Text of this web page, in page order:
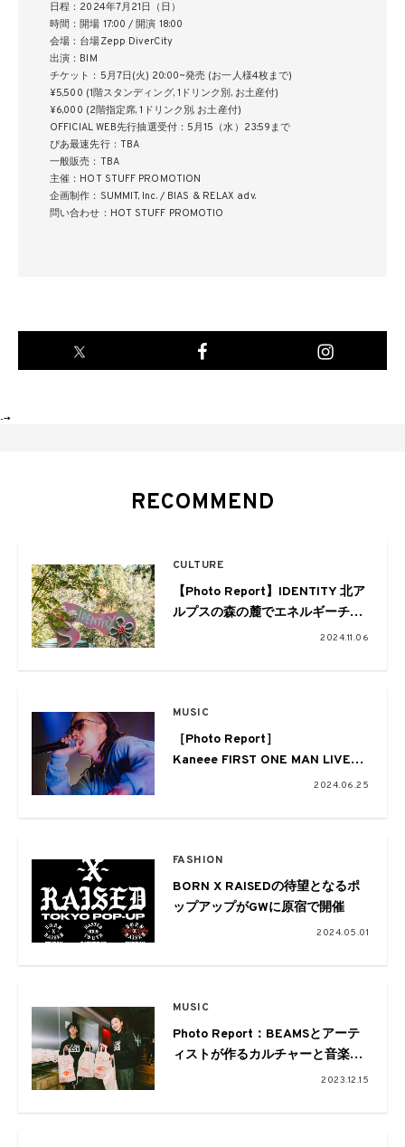
日程：2024年7月21日（日）
時間：開場 17:00 / 開演 18:00
会場：台場Zepp DiverCity
出演：BIM
チケット：5月7日(火) 20:00~発売 (お一人様4枚まで)
¥5,500 (1階スタンディング, 1ドリンク別, お土産付)
¥6,000 (2階指定席, 1ドリンク別, お土産付)
OFFICIAL WEB先行抽選受付：5月15（水）23:59まで
ぴあ最速先行：TBA
一般販売：TBA
主催：HOT STUFF PROMOTION
企画制作：SUMMIT, Inc. / BIAS & RELAX adv.
問い合わせ：HOT STUFF PROMOTIO
-->
RECOMMEND
CULTURE
【Photo Report】IDENTITY 北ア
ルプスの森の麓でエネルギーチャ
2024.11.06
MUSIC
［Photo Report］
Kaneee FIRST ONE MAN LIVE
2024.6.14@LIQUIDROOM2024.06.25
FASHION
BORN X RAISEDの待望となるポ
ップアップがGWに原宿で開催
2024.05.01
MUSIC
Photo Report：BEAMSとアーテ
ィストが作るカルチャーと音楽の
催へ
2023.12.15